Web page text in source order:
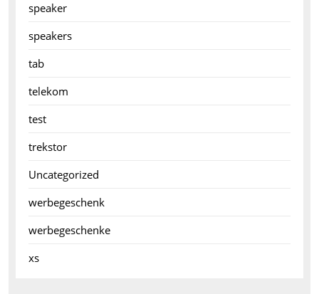
speaker
speakers
tab
telekom
test
trekstor
Uncategorized
werbegeschenk
werbegeschenke
xs